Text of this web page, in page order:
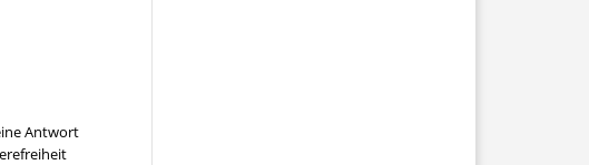
Antwort